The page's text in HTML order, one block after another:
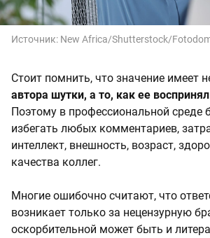
Источник: New Africa/Shutterstock/
Стоит помнить, что значение имеет
автора шутки, а то, как ее
Поэтому в профессиональной среде
избегать любых комментариев,
интеллект, внешность, возраст,
качества коллег.
Многие ошибочно считают, что
возникает только за нецензурную
оскорбительной может быть и